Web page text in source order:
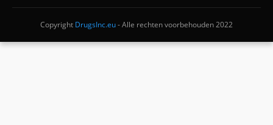
Copyright DrugsInc.eu- Alle rechten voorbehouden 2022